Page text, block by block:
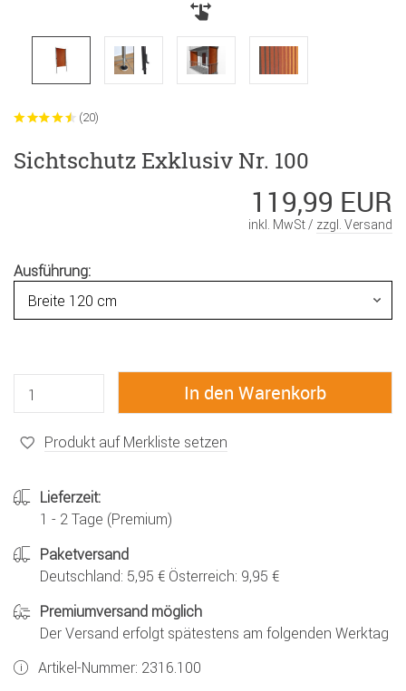
(20)
Sichtschutz Exklusiv Nr. 100
119,99 EUR
inkl. MwSt / zzgl. Versand
Ausführung:
Produkt auf Merkliste setzen
Lieferzeit:
1 - 2 Tage (Premium)
Paketversand
Deutschland: 5,95 € Österreich: 9,95 €
Premiumversand möglich
Der Versand erfolgt spätestens am folgenden Werktag
Artikel-Nummer: 2316.100